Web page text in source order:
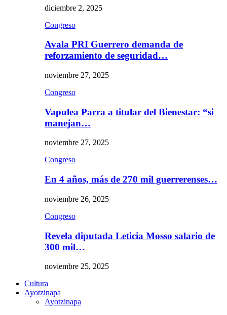
diciembre 2, 2025
Congreso
Avala PRI Guerrero demanda de
reforzamiento de seguridad…
noviembre 27, 2025
Congreso
Vapulea Parra a titular del Bienestar: “si
manejan…
noviembre 27, 2025
Congreso
En 4 años, más de 270 mil guerrerenses…
noviembre 26, 2025
Congreso
Revela diputada Leticia Mosso salario de
300 mil…
noviembre 25, 2025
Cultura
Ayotzinapa
Ayotzinapa